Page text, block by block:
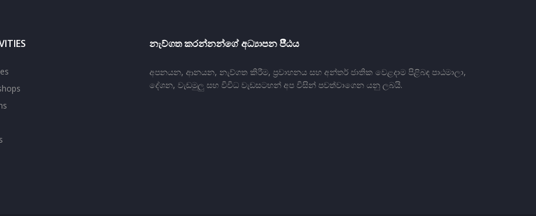
නැව්ගත කරන්නන්ගේ අධ්‍යාපන පීීඨය
අපනයන, ආනයන, නැව්ගත කිරීම, ප‍්‍රවාහනය සහ අන්තර් ජාතික වෙළදාම පිළිබඳ පාඨමාලා,
දේශන, වැඩමුලු සහ විවිධ වැඩසටහන් අප විසින් පවත්වාගෙන යනු ලබයි.